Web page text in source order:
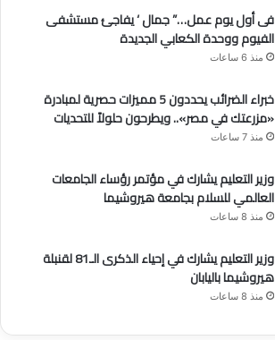
فى أول يوم عمل…” جمال ‘ يفاجئ مستشفى
الفيوم ووحدة الكعابي الجديدة
منذ 6 ساعات
خبراء الضرائب يحددون 5 مميزات حصرية لمبادرة
«مزرعتك في مصر».. ويطرحون حلولاً للتحديات
منذ 7 ساعات
وزير التعليم يشارك في مؤتمر رؤساء الجامعات
العالمي للسلام بجامعة هيروشيما
منذ 8 ساعات
وزير التعليم يشارك في إحياء الذكرى الـ81 لقنبلة
هيروشيما باليابان
منذ 8 ساعات